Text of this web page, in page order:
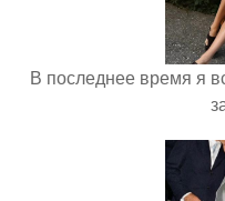
В последнее время я